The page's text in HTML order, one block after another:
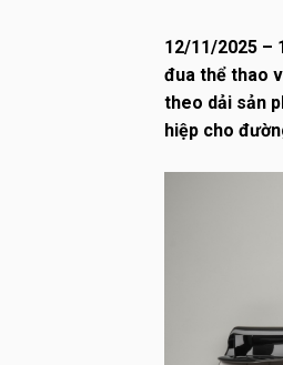
12/11/2025 –
đua thể thao
theo dải sản
hiệp cho